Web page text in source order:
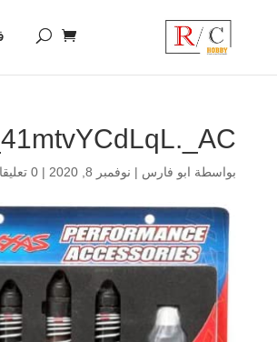
41mtvYCdLqL._AC_
بواسطة ابو فارس | نوفمبر 8, 2020 | 0 تعليقات